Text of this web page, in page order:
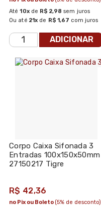
Até10xde R$ 2,98 sem juros
Ou até 21x de R$ 1,67 com juros
ADICIONAR
Corpo Caixa Sifonada 3
Entradas 100x150x50mm
27150217 Tigre
R$ 42,36
no Pix ou Boleto(5% de desconto)